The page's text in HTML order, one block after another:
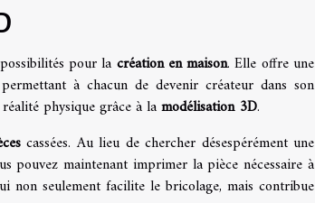
pour la création en maison. Elle offre une
à chacun de devenir créateur dans son
physique grâce à lamodélisation 3D.
cassées. Au lieu de chercher désespérément une
pouvez maintenant imprimer la pièce nécessaire à
non seulement facilite le bricolage, mais contribue